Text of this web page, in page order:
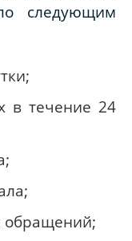
следующим
в течение 24
обращений;